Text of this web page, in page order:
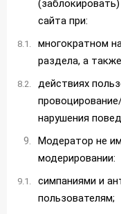
сайта при:
многократном
раздела, а
действиях
нарушения
Модератор не
модерировании:
симпаниями и
пользователям;